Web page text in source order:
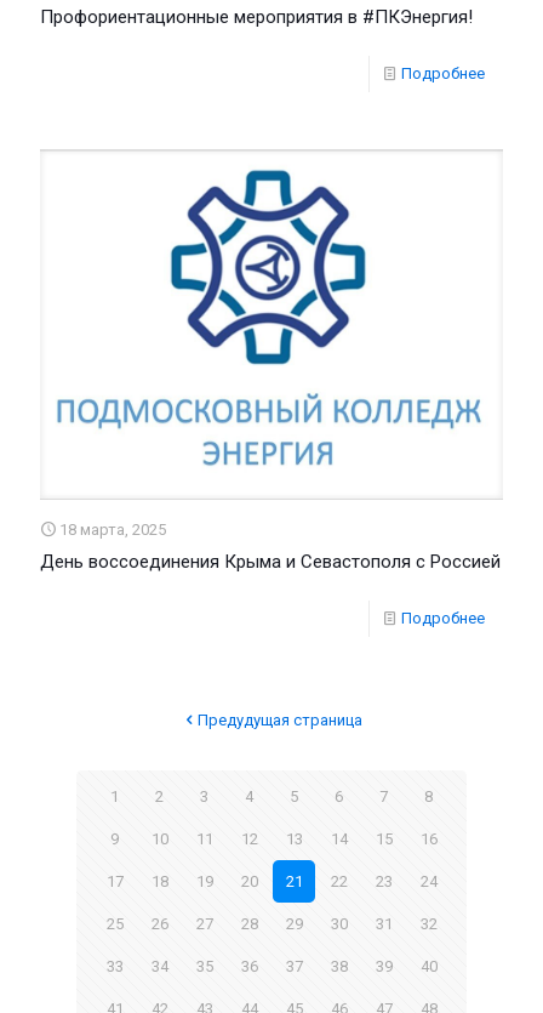
Профориентационные мероприятия в #ПКЭнергия!
Подробнее
18 марта, 2025
День воссоединения Крыма и Севастополя с Россией
Подробнее
Предудущая страница
1 2 3 4 5 6 7 8
9 10 11 12 13 14 15 16
17 18 19 20 21 22 23 24
25 26 27 28 29 30 31 32
33 34 35 36 37 38 39 40
41 42 43 44 45 46 47 48